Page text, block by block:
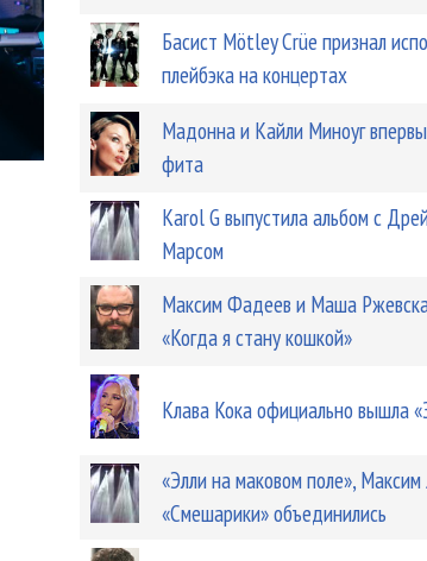
Басист Mötley Crüe признал
плейбэка на концертах
Мадонна и Кайли Миноуг
фита
Karol G выпустила альбом с
Марсом
Максим Фадеев и Маша
«Когда я стану кошкой»
Клава Кока официально вышла
«Элли на маковом поле»,
«Смешарики» объединились